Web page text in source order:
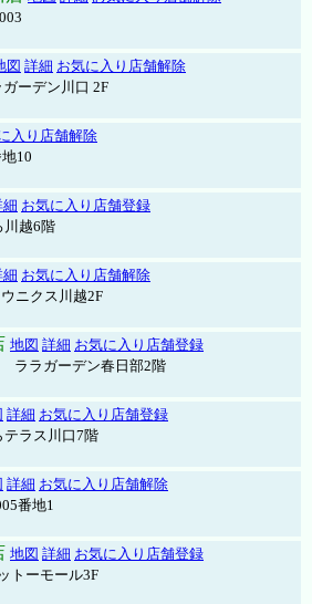
図 詳細 お気に入り店舗解除
ーデン川口 2F
入り店舗解除
10
細 お気に入り店舗登録
川越6階
細 お気に入り店舗解除
ニクス川越2F
地図 詳細 お気に入り店舗登録
ララガーデン春日部2階
詳細 お気に入り店舗登録
テラス川口7階
詳細 お気に入り店舗解除
番地1
地図 詳細 お気に入り店舗登録
トーモール3F